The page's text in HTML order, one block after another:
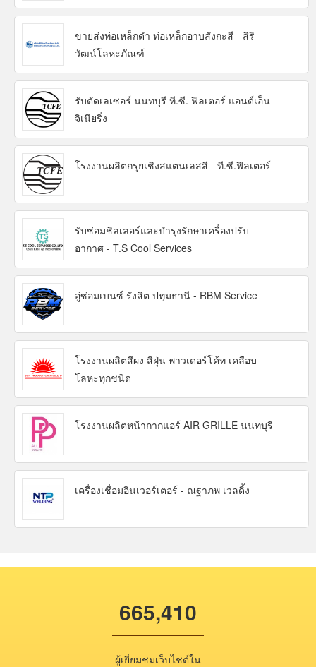
ขายส่งท่อเหล็กดำ ท่อเหล็กอาบสังกะสี - สิริ
วัฒน์โลหะภัณฑ์
รับตัดเลเซอร์ นนทบุรี ที.ซี. ฟิลเตอร์ แอนด์เอ็น
จิเนียริ่ง
โรงงานผลิตกรุยเชิงสแตนเลสสี - ที.ซี.ฟิลเตอร์
รับซ่อมชิลเลอร์และบำรุงรักษาเครื่องปรับ
อากาศ - T.S Cool Services
อู่ซ่อมเบนซ์ รังสิต ปทุมธานี - RBM Service
โรงงานผลิตสีผง สีฝุ่น พาวเดอร์โค้ท เคลือบ
โลหะทุกชนิด
โรงงานผลิตหน้ากากแอร์ AIR GRILLE นนทบุรี
เครื่องเชื่อมอินเวอร์เตอร์ - ณฐาภพ เวลดิ้ง
665,410
ผู้เยี่ยมชมเว็บไซต์ใน